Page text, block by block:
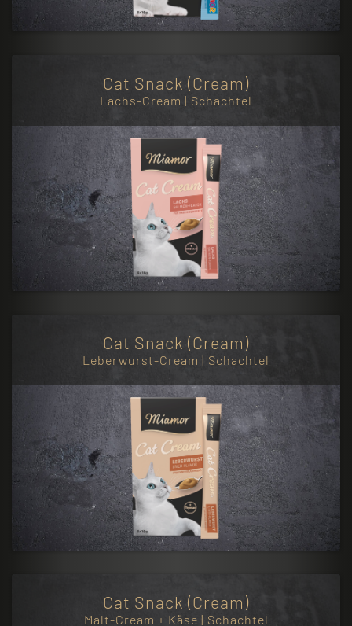
Cat Snack (Cream)
Lachs-Cream | Schachtel
Cat Snack (Cream)
Leberwurst-Cream | Schachtel
Cat Snack (Cream)
Malt-Cream + Käse | Schachtel